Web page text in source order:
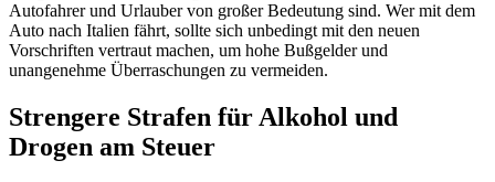
Autofahrer und Urlauber von großer Bedeutung sind. Wer mit dem
Auto nach Italien fährt, sollte sich unbedingt mit den neuen
Vorschriften vertraut machen, um hohe Bußgelder und
unangenehme Überraschungen zu vermeiden.
Strengere Strafen für Alkohol und
Drogen am Steuer